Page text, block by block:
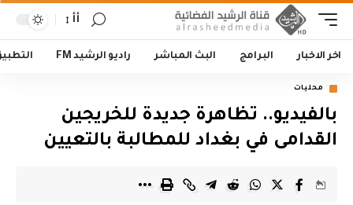
أأ
اخر الاخبار البرامج البث المباشر راديو الرشيد FM
محليات
بالفيديو.. تظاهرة جديدة للخريجين
القدامى في بغداد للمطالبة بالتعيين